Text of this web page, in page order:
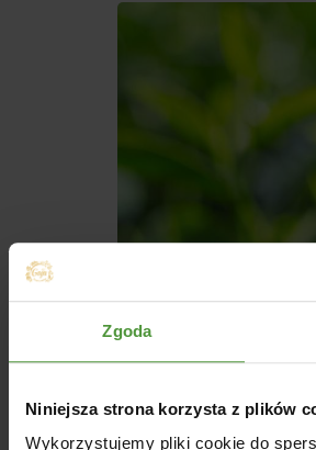
Zgoda
Niniejsza strona korzysta z plików
Wykorzystujemy pliki cookie do